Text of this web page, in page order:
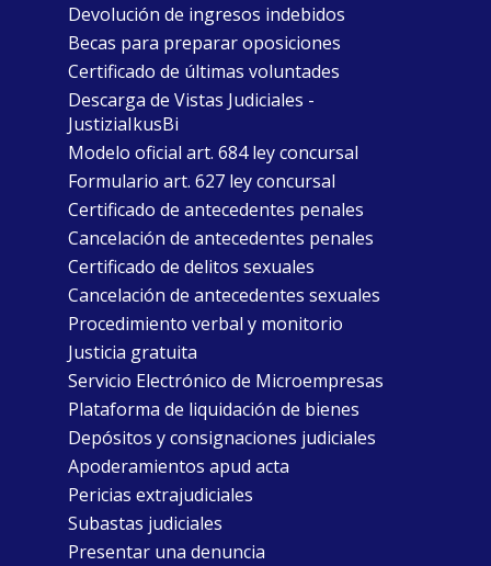
Devolución de ingresos indebidos
Becas para preparar oposiciones
Certificado de últimas voluntades
Descarga de Vistas Judiciales -
JustiziaIkusBi
Modelo oficial art. 684 ley concursal
Formulario art. 627 ley concursal
Certificado de antecedentes penales
Cancelación de antecedentes penales
Certificado de delitos sexuales
Cancelación de antecedentes sexuales
Procedimiento verbal y monitorio
Justicia gratuita
Servicio Electrónico de Microempresas
Plataforma de liquidación de bienes
Depósitos y consignaciones judiciales
Apoderamientos apud acta
Pericias extrajudiciales
Subastas judiciales
Presentar una denuncia